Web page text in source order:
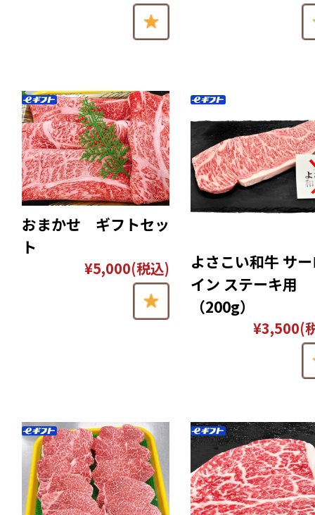
おまかせ ギフトセッ
ト
¥5,000(税込)
よさこい和牛 サ
イン ステーキ用
（200g）
¥3,500(